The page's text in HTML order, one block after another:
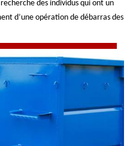
des individus qui ont un
d’une opération de débarras des